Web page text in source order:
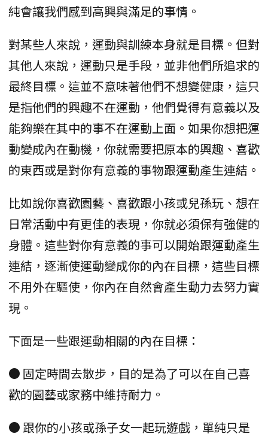
純會讓我們感到高興與滿足的事情。
對某些人來說，運動與訓練本身就是目標。但對
其他人來說，運動只是手段，並非他們所追求的
最終目標。這並不意味著他們不想變健康，這只
是指他們的興趣不在運動，他們覺得有意義以及
能夠樂在其中的事不在運動上面。如果你想把運
動變成內在動機，你就需要把原本的興趣、喜歡
的東西或是對你有意義的事物跟運動產生連結。
比如說你喜歡園藝、喜歡跟小孩或兒孫玩、想在
日常活動中有更佳的表現，你就必須保有強健的
身體。這些對你有意義的事可以開始跟運動產生
連結，逐漸使運動變成你的內在目標，這些目標
不用外在驅使，你內在自然會產生動力去努力實
現。
下面是一些跟運動相關的內在目標：
● 固定時間去散步，目的是為了可以在自己喜
歡的園藝或家務中維持耐力。
● 跟你的小孩或孫子女一起玩遊戲，單純只是